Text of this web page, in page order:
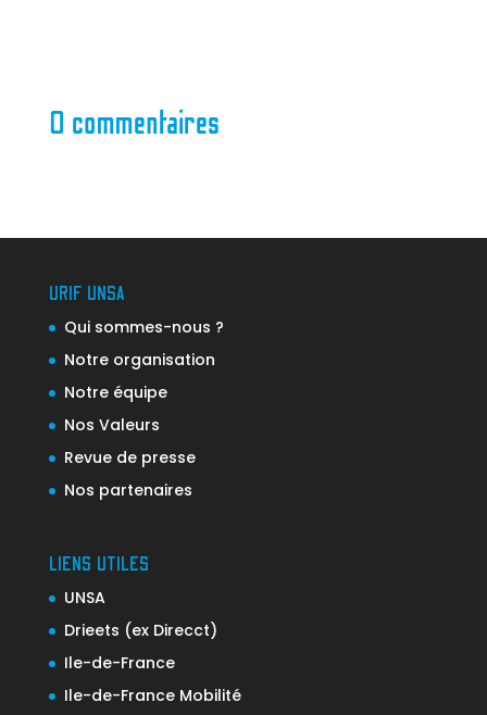
0 commentaires
URIF UNSA
Qui sommes-nous ?
Notre organisation
Notre équipe
Nos Valeurs
Revue de presse
Nos partenaires
LIENS UTILES
UNSA
Drieets (ex Direcct)
Ile-de-France
Ile-de-France Mobilité